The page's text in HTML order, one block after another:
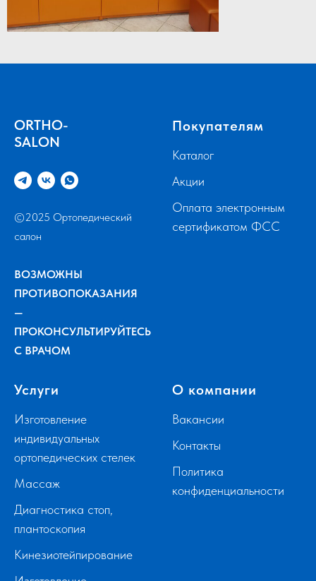
ORTHO-
SALON
©2025 Ортопедический
салон
ВОЗМОЖНЫ
ПРОТИВОПОКАЗАНИЯ
—
ПРОКОНСУЛЬТИРУЙТЕСЬ
С ВРАЧОМ
Покупателям
Каталог
Акции
Оплата электронным
сертификатом ФСС
Услуги
Изготовление
индивидуальных
ортопедических стелек
Массаж
Диагностика стоп,
плантоскопия
Кинезиотейпирование
О компании
Вакансии
Контакты
Политика
конфиденциальности